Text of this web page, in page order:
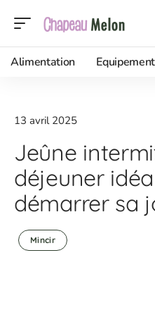
Alimentation Equipement
13 avril 2025
Jeûne
déjeuner
démarrer sa
Mincir